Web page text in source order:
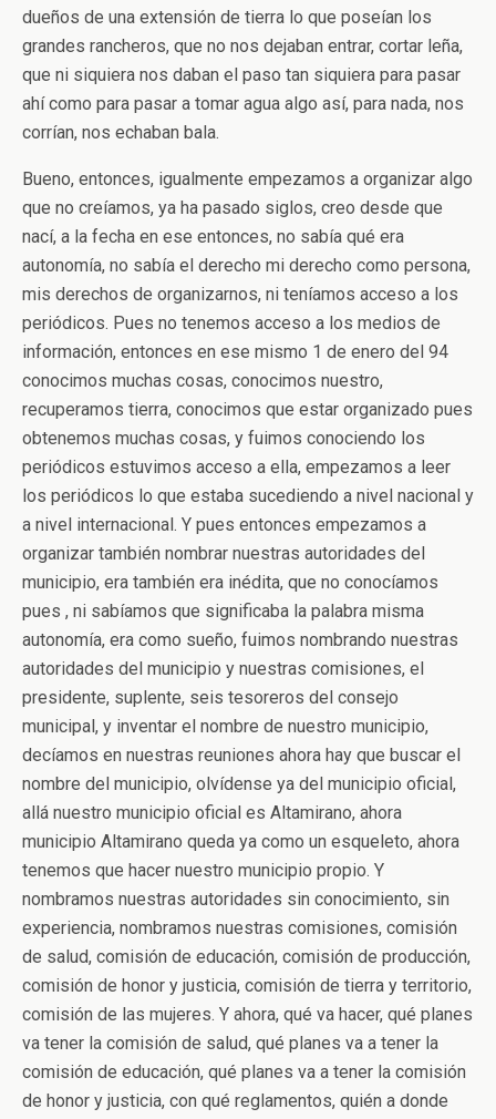
dueños de una extensión de tierra lo que poseían los
grandes rancheros, que no nos dejaban entrar, cortar leña,
que ni siquiera nos daban el paso tan siquiera para pasar
ahí como para pasar a tomar agua algo así, para nada, nos
corrían, nos echaban bala.
Bueno, entonces, igualmente empezamos a organizar algo
que no creíamos, ya ha pasado siglos, creo desde que
nací, a la fecha en ese entonces, no sabía qué era
autonomía, no sabía el derecho mi derecho como persona,
mis derechos de organizarnos, ni teníamos acceso a los
periódicos. Pues no tenemos acceso a los medios de
información, entonces en ese mismo 1 de enero del 94
conocimos muchas cosas, conocimos nuestro,
recuperamos tierra, conocimos que estar organizado pues
obtenemos muchas cosas, y fuimos conociendo los
periódicos estuvimos acceso a ella, empezamos a leer
los periódicos lo que estaba sucediendo a nivel nacional y
a nivel internacional. Y pues entonces empezamos a
organizar también nombrar nuestras autoridades del
municipio, era también era inédita, que no conocíamos
pues , ni sabíamos que significaba la palabra misma
autonomía, era como sueño, fuimos nombrando nuestras
autoridades del municipio y nuestras comisiones, el
presidente, suplente, seis tesoreros del consejo
municipal, y inventar el nombre de nuestro municipio,
decíamos en nuestras reuniones ahora hay que buscar el
nombre del municipio, olvídense ya del municipio oficial,
allá nuestro municipio oficial es Altamirano, ahora
municipio Altamirano queda ya como un esqueleto, ahora
tenemos que hacer nuestro municipio propio. Y
nombramos nuestras autoridades sin conocimiento, sin
experiencia, nombramos nuestras comisiones, comisión
de salud, comisión de educación, comisión de producción,
comisión de honor y justicia, comisión de tierra y territorio,
comisión de las mujeres. Y ahora, qué va hacer, qué planes
va tener la comisión de salud, qué planes va a tener la
comisión de educación, qué planes va a tener la comisión
de honor y justicia, con qué reglamentos, quién a donde